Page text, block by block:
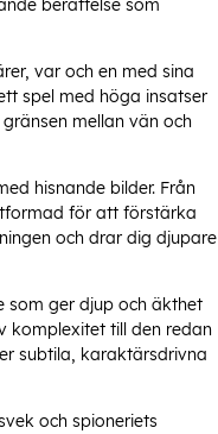
berättelse som
var och en med sina
spel med höga insatser
mellan vän och
hisnande bilder. Från
för att förstärka
och drar dig djupare
som ger djup och äkthet
komplexitet till den redan
subtila, karaktärsdrivna
och spioneriets